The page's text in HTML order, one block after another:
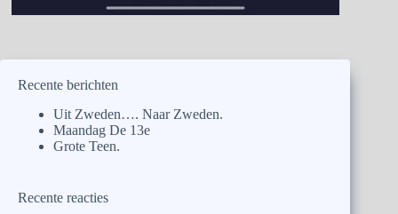
Recente berichten
Uit Zweden…. Naar Zweden.
Maandag De 13e
Grote Teen.
Recente reacties